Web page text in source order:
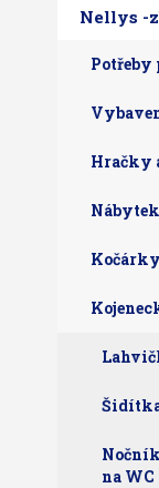
Nellys -
Hračky
Kočárky
na WC